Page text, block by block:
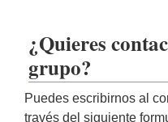
¿Quieres
grupo?
Puedes escribirnos al
través del siguiente